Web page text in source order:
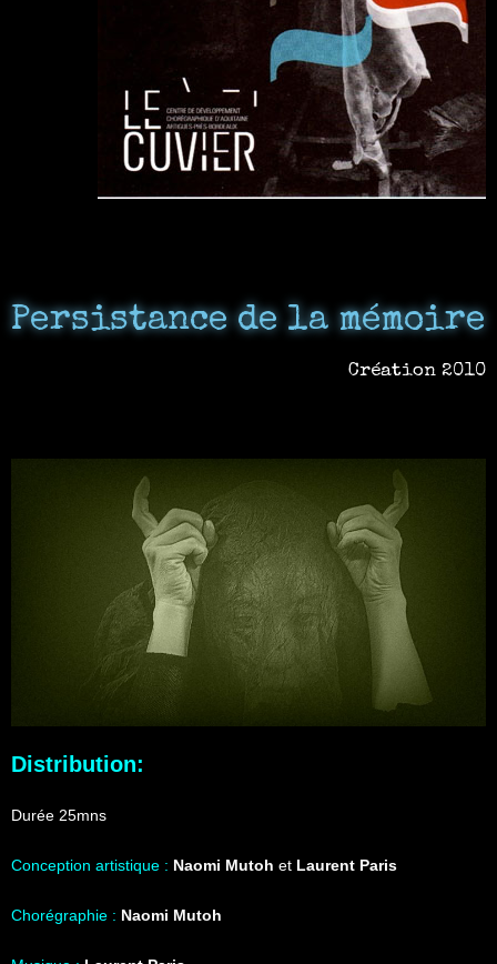
Persistance de la mémoire
Création 2010
Distribution:
Durée 25mns
Conception artistique : Naomi Mutoh et Laurent Paris
Chorégraphie : Naomi Mutoh